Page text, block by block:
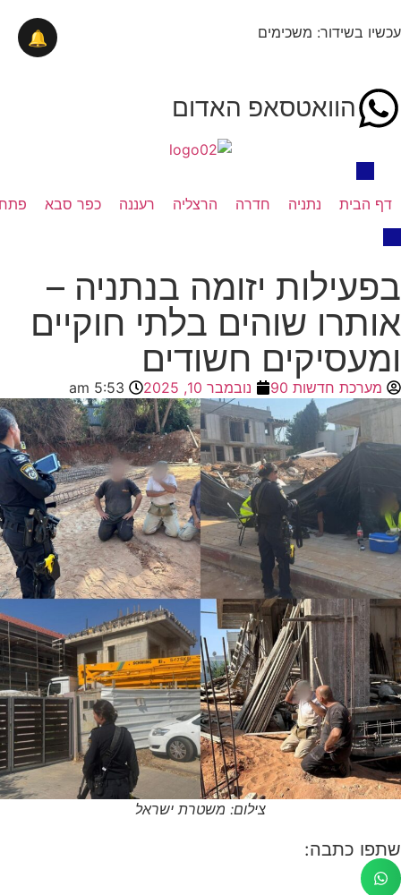
עכשיו בשידור: משכימים
הוואטסאפ האדום
דף הבית נתניה חדרה הרצליה רעננה כפר סבא
בפעילות יזומה בנתניה –
אותרו שוהים בלתי חוקיים
ומעסיקים חשודים
מערכת חדשות 90 נובמבר 10, 2025 5:53 am
צילום: משטרת ישראל
שתפו כתבה:
🔔